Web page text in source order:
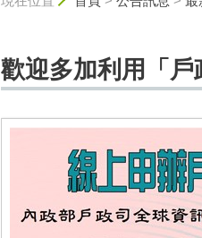
歡迎多加利用「戶